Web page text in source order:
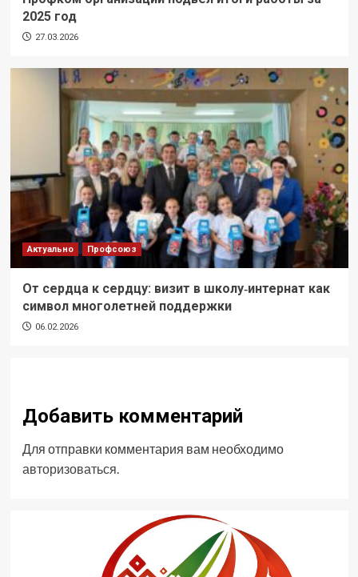
2025 год
27.03.2026
Актуально Профсоюз
От сердца к сердцу: визит в школу‑интернат как
символ многолетней поддержки
06.02.2026
Добавить комментарий
Для отправки комментария вам необходимо
авторизоваться.